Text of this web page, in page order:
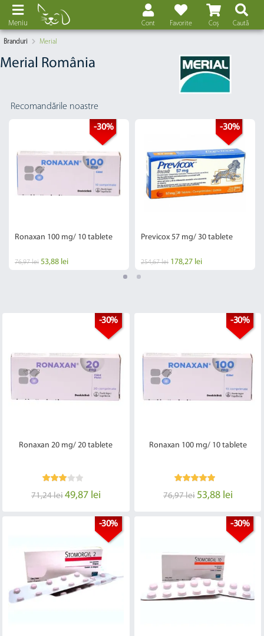
Coș
Favorite
Cont Caută
Meniu
Branduri Merial
Merial România
Recomandările noastre
-30%
Ronaxan 100 mg/ 10 tablete
76,97 lei 53,88 lei
-30%
Previcox 57 mg/ 30 tablete
254,67 lei 178,27 lei
-30%
Ronaxan 20 mg/ 20 tablete
71,24 lei 49,87 lei
-30%
Ronaxan 100 mg/ 10 tablete
76,97 lei 53,88 lei
-30% -30%